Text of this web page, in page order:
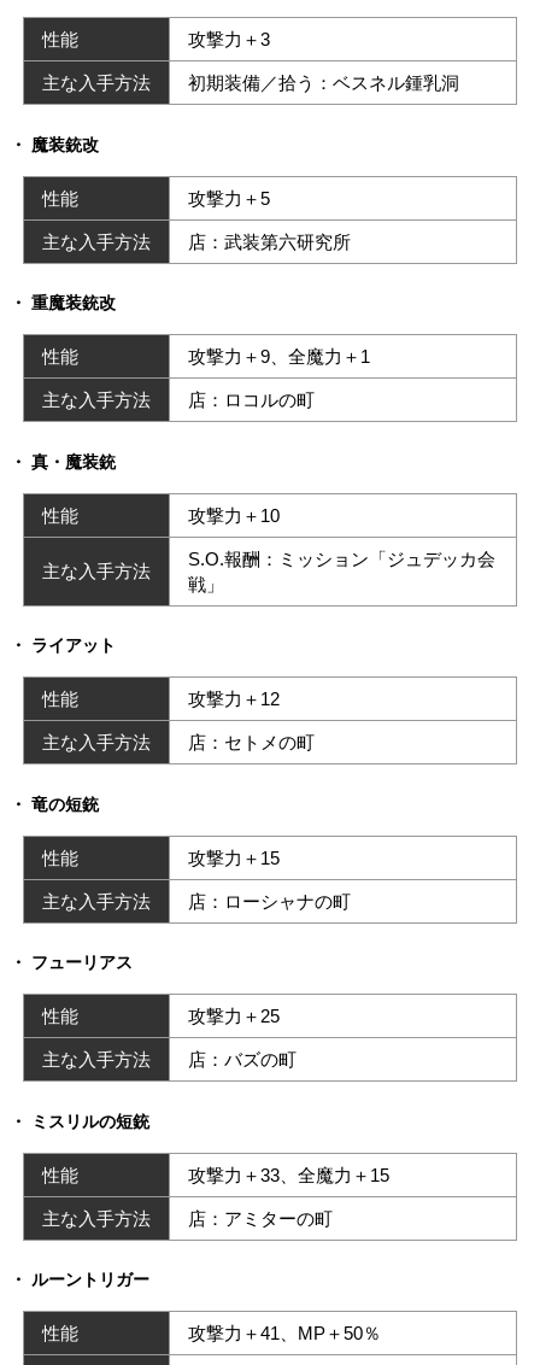
性能 攻撃力＋3
主な入手方法 初期装備／拾う：ベスネル鍾乳洞
魔装銃改
性能 攻撃力＋5
主な入手方法 店：武装第六研究所
重魔装銃改
性能 攻撃力＋9、全魔力＋1
主な入手方法 店：ロコルの町
真・魔装銃
性能 攻撃力＋10
主な入手方法
S.O.報酬：ミッション「ジュデッカ会
戦」
ライアット
性能 攻撃力＋12
主な入手方法 店：セトメの町
竜の短銃
性能 攻撃力＋15
主な入手方法 店：ローシャナの町
フューリアス
性能 攻撃力＋25
主な入手方法 店：バズの町
ミスリルの短銃
性能 攻撃力＋33、全魔力＋15
主な入手方法 店：アミターの町
ルーントリガー
性能 攻撃力＋41、MP＋50％